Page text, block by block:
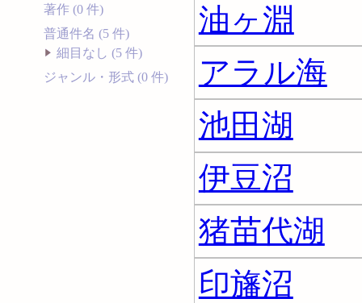
著作 (0 件)
普通件名 (5 件)
細目なし (5 件)
ジャンル・形式 (0 件)
油ヶ淵
アラル海
池田湖
伊豆沼
猪苗代湖
印旛沼